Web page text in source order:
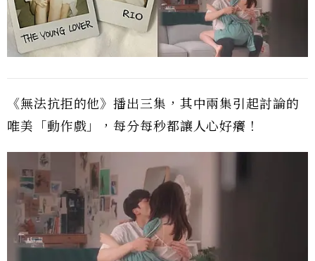
《無法抗拒的他》播出三集，其中兩集引起討論的
唯美「動作戲」，每分每秒都讓人心好癢！